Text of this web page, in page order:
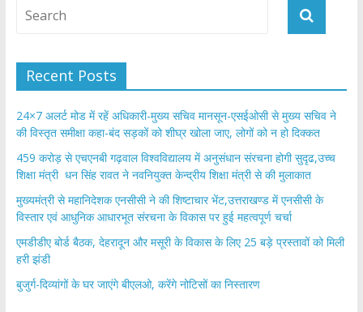
Recent Posts
24×7 अलर्ट मोड में रहें अधिकारी-मुख्य सचिव मानसून-एसईओसी से मुख्य सचिव ने
की विस्तृत समीक्षा कहा-बंद सड़कों को शीघ्र खोला जाए, लोगों को न हो दिक्कत
459 करोड़ से एचएनबी गढ़वाल विश्वविद्यालय में अनुसंधान संरचना होगी सुदृढ,उच्च
शिक्षा मंत्री धन सिंह रावत ने नवनियुक्त केन्द्रीय शिक्षा मंत्री से की मुलाकात
मुख्यमंत्री से महानिदेशक एनसीसी ने की शिष्टाचार भेंट,उत्तराखण्ड में एनसीसी के
विस्तार एवं आधुनिक आधारभूत संरचना के विकास पर हुई महत्वपूर्ण चर्चा
एमडीडीए बोर्ड बैठक, देहरादून और मसूरी के विकास के लिए 25 बड़े प्रस्तावों को मिली
हरी झंडी
बुजुर्ग-दिव्यांगों के घर जाएंगे बीएलओ, करेंगे नोटिसों का निस्तारण